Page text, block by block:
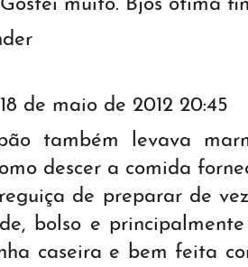
muito. Bjos ótima
18 de maio de 2012 20:45
também levava
descer a comida
de preparar de
bolso e
caseira e bem feita